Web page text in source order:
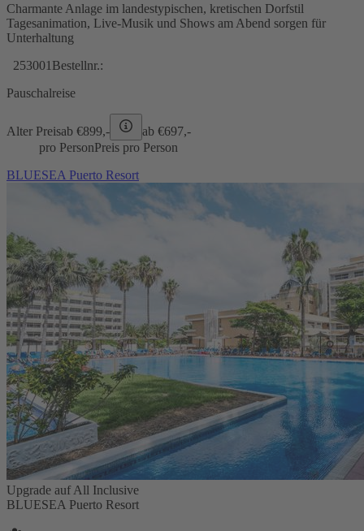
Charmante Anlage im landestypischen, kretischen Dorfstil
Tagesanimation, Live-Musik und Shows am Abend sorgen für
Unterhaltung
253001 Bestellnr.:
Pauschalreise
Alter Preisab €899,- ab €697,-
pro PersonPreis pro Person
BLUESEA Puerto Resort
Upgrade auf All Inclusive
BLUESEA Puerto Resort